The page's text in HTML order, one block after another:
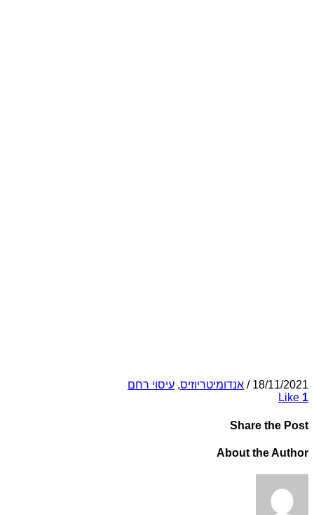
18/11/2021
/ אנדומיטריוזיס, עיסוי רחם
1
Share the Post
About the Author